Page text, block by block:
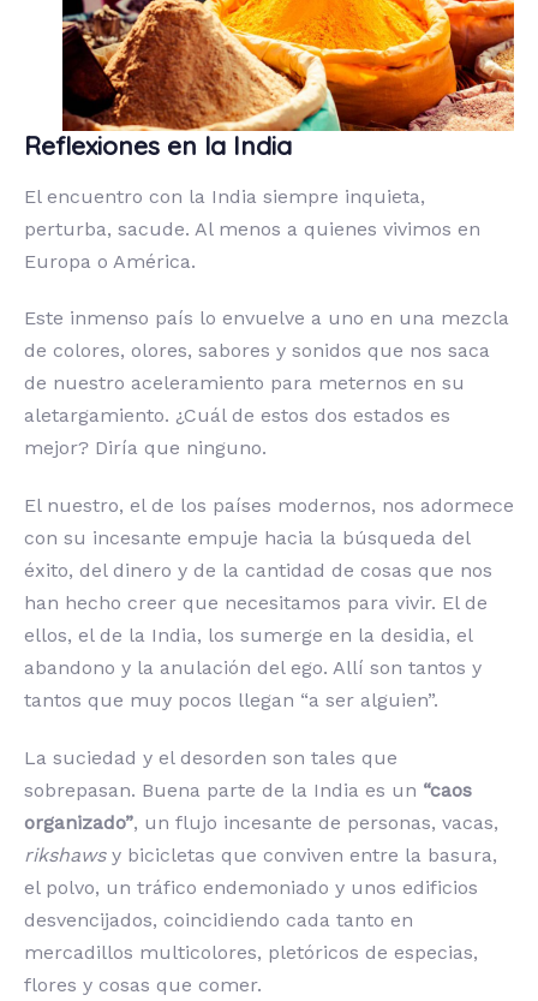
Reflexiones en la India
El encuentro con la India siempre inquieta,
perturba, sacude. Al menos a quienes vivimos en
Europa o América.
Este inmenso país lo envuelve a uno en una mezcla
de colores, olores, sabores y sonidos que nos saca
de nuestro aceleramiento para meternos en su
aletargamiento. ¿Cuál de estos dos estados es
mejor? Diría que ninguno.
El nuestro, el de los países modernos, nos adormece
con su incesante empuje hacia la búsqueda del
éxito, del dinero y de la cantidad de cosas que nos
han hecho creer que necesitamos para vivir. El de
ellos, el de la India, los sumerge en la desidia, el
abandono y la anulación del ego. Allí son tantos y
tantos que muy pocos llegan “a ser alguien”.
La suciedad y el desorden son tales que
sobrepasan. Buena parte de la India es un “caos
organizado”, un flujo incesante de personas, vacas,
rikshawsy bicicletas que conviven entre la basura,
el polvo, un tráfico endemoniado y unos edificios
desvencijados, coincidiendo cada tanto en
mercadillos multicolores, pletóricos de especias,
flores y cosas que comer.